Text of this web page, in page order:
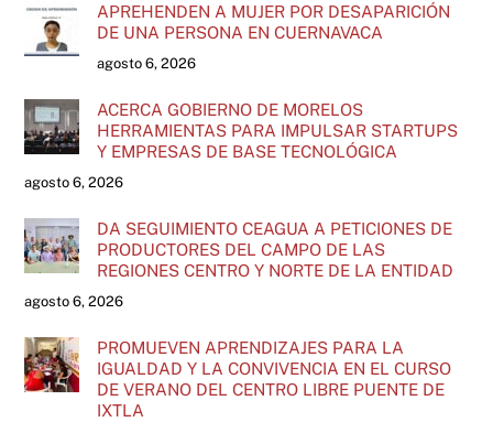
APREHENDEN A MUJER POR DESAPARICIÓN
DE UNA PERSONA EN CUERNAVACA
agosto 6, 2026
ACERCA GOBIERNO DE MORELOS
HERRAMIENTAS PARA IMPULSAR STARTUPS
Y EMPRESAS DE BASE TECNOLÓGICA
agosto 6, 2026
DA SEGUIMIENTO CEAGUA A PETICIONES DE
PRODUCTORES DEL CAMPO DE LAS
REGIONES CENTRO Y NORTE DE LA ENTIDAD
agosto 6, 2026
PROMUEVEN APRENDIZAJES PARA LA
IGUALDAD Y LA CONVIVENCIA EN EL CURSO
DE VERANO DEL CENTRO LIBRE PUENTE DE
IXTLA